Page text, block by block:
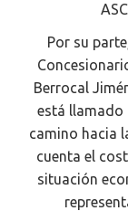
Por su
Berrocal
está llamado
camino hacia
cuenta el
situación